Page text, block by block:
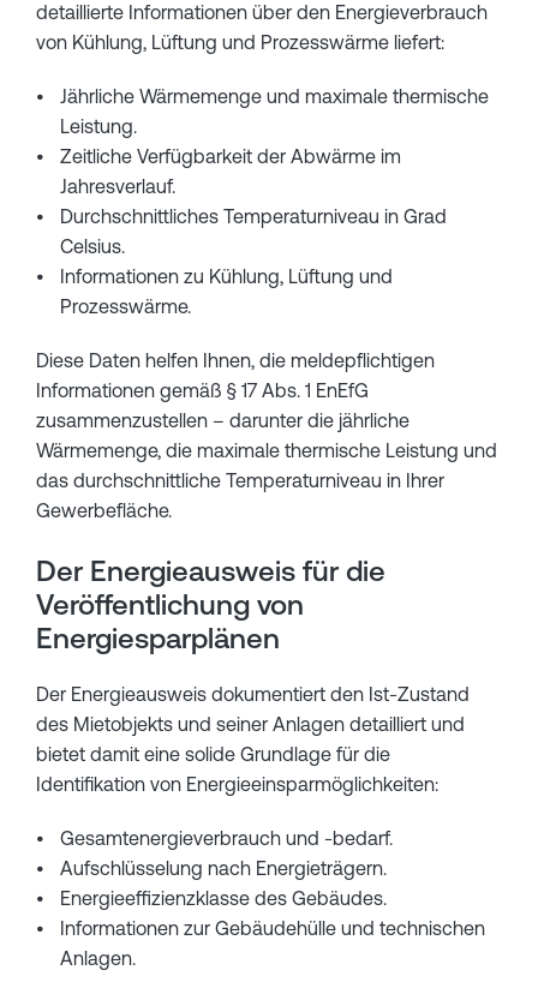
detaillierte Informationen über den Energieverbrauch
von Kühlung, Lüftung und Prozesswärme liefert:
Jährliche Wärmemenge und maximale thermische
Leistung.
Zeitliche Verfügbarkeit der Abwärme im
Jahresverlauf.
Durchschnittliches Temperaturniveau in Grad
Celsius.
Informationen zu Kühlung, Lüftung und
Prozesswärme.
Diese Daten helfen Ihnen, die meldepflichtigen
Informationen gemäß § 17 Abs. 1 EnEfG
zusammenzustellen – darunter die jährliche
Wärmemenge, die maximale thermische Leistung und
das durchschnittliche Temperaturniveau in Ihrer
Gewerbefläche.
Der Energieausweis für die
Veröffentlichung von
Energiesparplänen
Der Energieausweis dokumentiert den Ist-Zustand
des Mietobjekts und seiner Anlagen detailliert und
bietet damit eine solide Grundlage für die
Identifikation von Energieeinsparmöglichkeiten:
Gesamtenergieverbrauch und -bedarf.
Aufschlüsselung nach Energieträgern.
Energieeffizienzklasse des Gebäudes.
Informationen zur Gebäudehülle und technischen
Anlagen.